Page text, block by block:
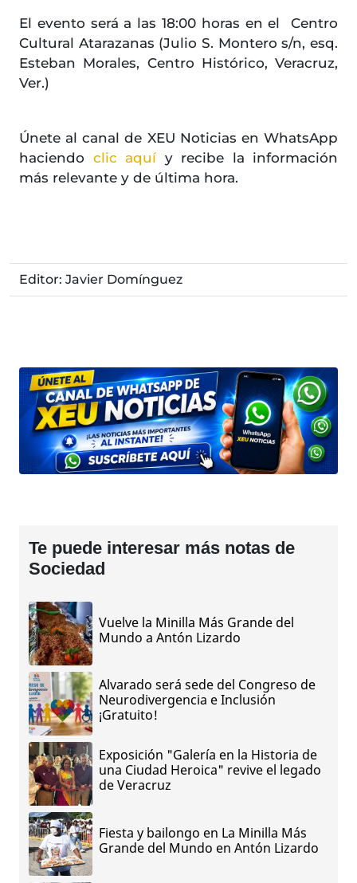
El evento será a las 18:00 horas en el Centro
Cultural Atarazanas (Julio S. Montero s/n, esq.
Esteban Morales, Centro Histórico, Veracruz,
Ver.)
Únete al canal de XEU Noticias en WhatsApp
haciendo clic aquí y recibe la información
más relevante y de última hora.
Editor: Javier Domínguez
Te puede interesar más notas de
Sociedad
Vuelve la Minilla Más Grande del
Mundo a Antón Lizardo
Alvarado será sede del Congreso de
Neurodivergencia e Inclusión
¡Gratuito!
Exposición "Galería en la Historia de
una Ciudad Heroica" revive el legado
de Veracruz
Fiesta y bailongo en La Minilla Más
Grande del Mundo en Antón Lizardo